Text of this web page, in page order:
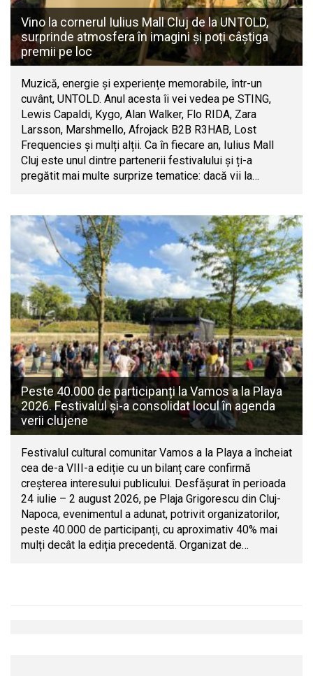
Vino la cornerul Iulius Mall Cluj de la UNTOLD,
surprinde atmosfera în imagini și poți câștiga
premii pe loc
Muzică, energie și experiențe memorabile, într-un
cuvânt, UNTOLD. Anul acesta îi vei vedea pe STING,
Lewis Capaldi, Kygo, Alan Walker, Flo RIDA, Zara
Larsson, Marshmello, Afrojack B2B R3HAB, Lost
Frequencies și mulți alții. Ca în fiecare an, Iulius Mall
Cluj este unul dintre partenerii festivalului și ți-a
pregătit mai multe surprize tematice: dacă vii la…
Peste 40.000 de participanți la Vamos a la Playa
2026. Festivalul și-a consolidat locul în agenda
verii clujene
Festivalul cultural comunitar Vamos a la Playa a încheiat
cea de-a VIII-a ediție cu un bilanț care confirmă
creșterea interesului publicului. Desfășurat în perioada
24 iulie – 2 august 2026, pe Plaja Grigorescu din Cluj-
Napoca, evenimentul a adunat, potrivit organizatorilor,
peste 40.000 de participanți, cu aproximativ 40% mai
mulți decât la ediția precedentă. Organizat de…